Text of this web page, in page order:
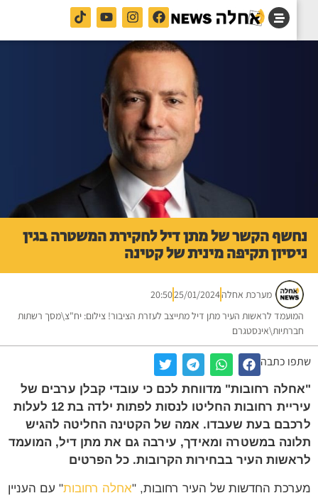
הקשר של מתן דיל לחקירת המשטרה בגין
תקיפה מינית של קטינה
מערכת אחלה 25/01/2024
20:50
לראשות העיר מתן דיל מתייצב לעזרת הציבור! צילום: יח"צ\מסך רשתות
כתבה
רחובות" מדווחת לכם כי עובדי קבלן ערבים של
עיריית רחובות החליטו לנסות לפתות ילדה בת 12 לעלות
בעת שעבדו. אמה של הקטינה החליטה להגיש
במשטרה ומאידך, עירבה גם את מתן דיל, המועמד
העיר בבחירות הקרובות. כל הפרטים
החדשות של העיר רחובות, "אחלה רחובות" עם העניין